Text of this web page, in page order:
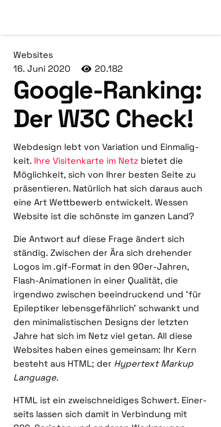
Websites
16. Juni 2020
20.182
Goog­le-Ran­king:
Der W3C Check!
Web­de­sign lebt von Varia­ti­on und Ein­ma­lig­
keit. Ihre Visi­ten­kar­te im Netz bie­tet die
Mög­lich­keit, sich von Ihrer bes­ten Sei­te zu
prä­sen­tie­ren. Natür­lich hat sich dar­aus auch
eine Art Wett­be­werb ent­wi­ckelt. Wes­sen
Web­site ist die schöns­te im gan­zen Land?
Die Ant­wort auf die­se Fra­ge ändert sich
stän­dig. Zwi­schen der Ära sich dre­hen­der
Logos im .gif-For­mat in den 90er-Jah­ren,
Flash-Ani­ma­tio­nen in einer Qua­li­tät, die
irgend­wo zwi­schen beein­dru­ckend und ‘für
Epi­lep­ti­ker lebens­ge­fähr­lich’ schwankt und
den mini­ma­lis­ti­schen Designs der letz­ten
Jah­re hat sich im Netz viel getan. All die­se
Web­sites haben eines gemein­sam: Ihr Kern
besteht aus HTML; der Hyper­text Mark­up
Lan­guage.
HTML ist ein zwei­schnei­di­ges Schwert. Einer­
seits las­sen sich damit in Ver­bin­dung mit